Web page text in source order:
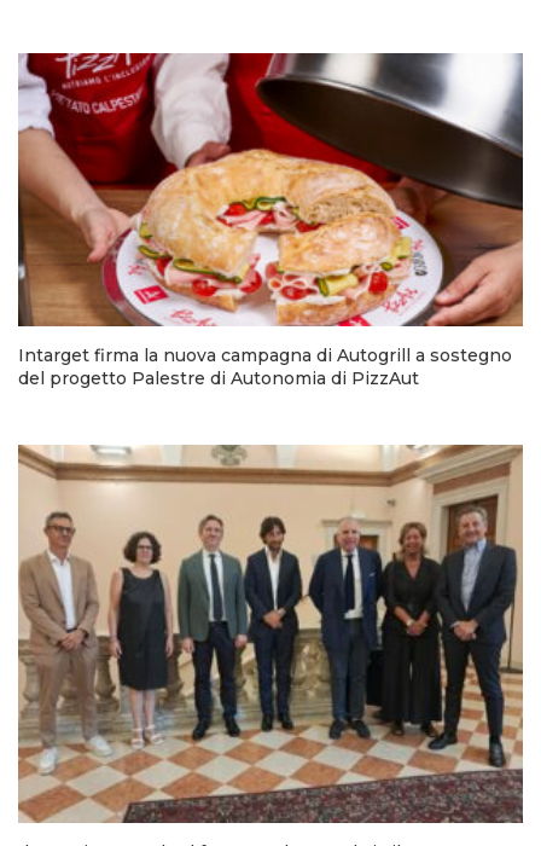
Intarget firma la nuova campagna di Autogrill a sostegno
del progetto Palestre di Autonomia di PizzAut